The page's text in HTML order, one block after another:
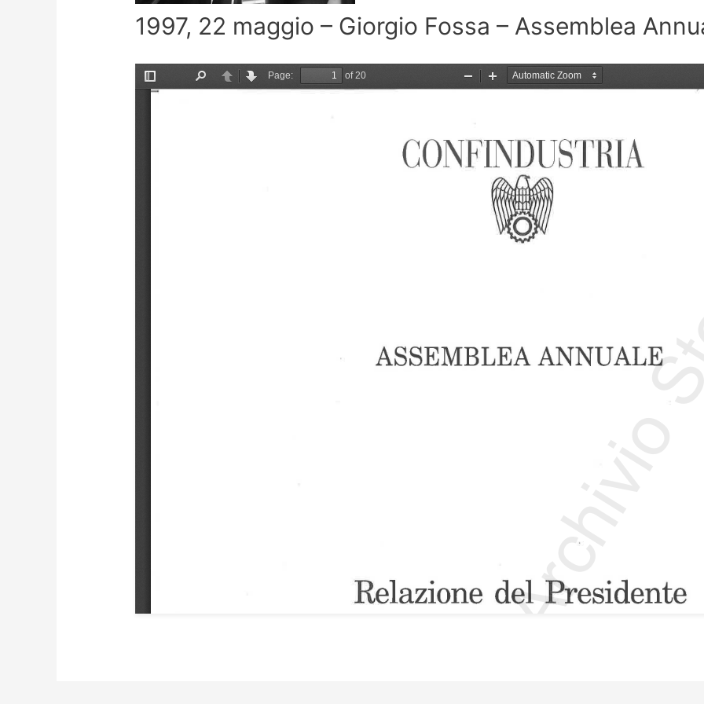
1997, 22 maggio – Giorgio Fossa – Assemblea